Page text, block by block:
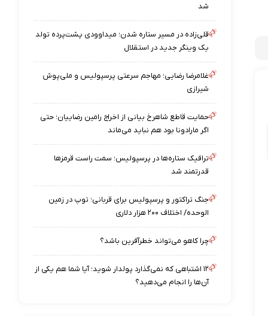
شد
قلی‌زاده در مسیر ستاره شدن؛ میداوودی پشت‌پرده تولد
یک وینگر جدید در استقلال
غلامرضا رضایی؛ مهاجم سرعتی پرسپولیس و ملی‌پوش
شیرازی
حمایت قاطع شاهرخ بیانی از اخراج رامین رضاییان؛ حتی
اگر مارادونا بود هم نباید می‌ماند
ترافیک ستاره‌ها در پرسپولیس؛ سمت راست قرمزها
قدرتمند شد
جنگ تراکتور و پرسپولیس برای قربانی؛ توپ در زمین
الوحده/ اختلاف ۲۰۰ هزار دلاری
چرا کاهو می‌تواند خطرآفرین باشد؟
۱۲ اشتباهی که نمی‌گذارد پولدار شوید؛ آیا شما هم یکی از
آن‌ها را انجام می‌دهید؟